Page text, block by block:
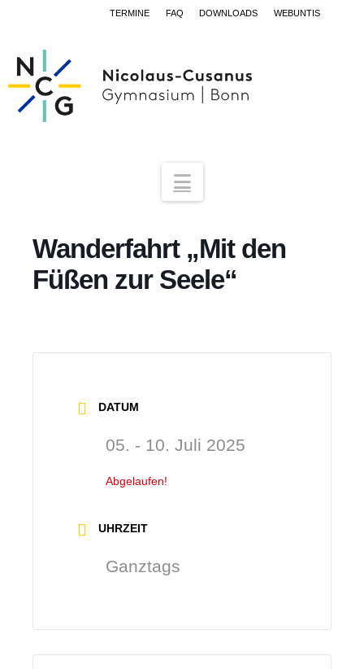
TERMINE FAQ DOWNLOADS WEBUNTIS
Navigation
Wanderfahrt „Mit den
Füßen zur Seele“
DATUM
05. - 10. Juli 2025
Abgelaufen!
UHRZEIT
Ganztags